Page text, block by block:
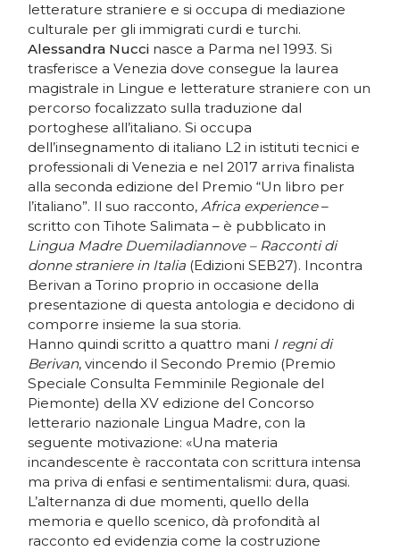
letterature straniere e si occupa di mediazione
culturale per gli immigrati curdi e turchi.
Alessandra Nucci nasce a Parma nel 1993. Si
trasferisce a Venezia dove consegue la laurea
magistrale in Lingue e letterature straniere con un
percorso focalizzato sulla traduzione dal
portoghese all’italiano. Si occupa
dell’insegnamento di italiano L2 in istituti tecnici e
professionali di Venezia e nel 2017 arriva finalista
alla seconda edizione del Premio “Un libro per
l’italiano”. Il suo racconto,Africa experience–
scritto con Tihote Salimata – è pubblicato in
Lingua Madre Duemiladiannove – Racconti di
donne straniere in Italia (Edizioni SEB27). Incontra
Berivan a Torino proprio in occasione della
presentazione di questa antologia e decidono di
comporre insieme la sua storia.
Hanno quindi scritto a quattro mani I regni di
Berivan, vincendo il Secondo Premio (Premio
Speciale Consulta Femminile Regionale del
Piemonte) della XV edizione del Concorso
letterario nazionale Lingua Madre, con la
seguente motivazione: «Una materia
incandescente è raccontata con scrittura intensa
ma priva di enfasi e sentimentalismi: dura, quasi.
L’alternanza di due momenti, quello della
memoria e quello scenico, dà profondità al
racconto ed evidenzia come la costruzione